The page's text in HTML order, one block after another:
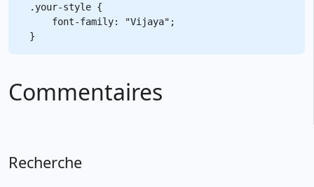
.your-style {
    font-family: "Vijaya";
Commentaires
Recherche